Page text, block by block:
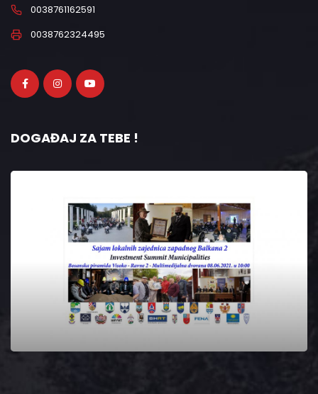
0038761162591
0038762324495
DOGAĐAJ ZA TEBE !